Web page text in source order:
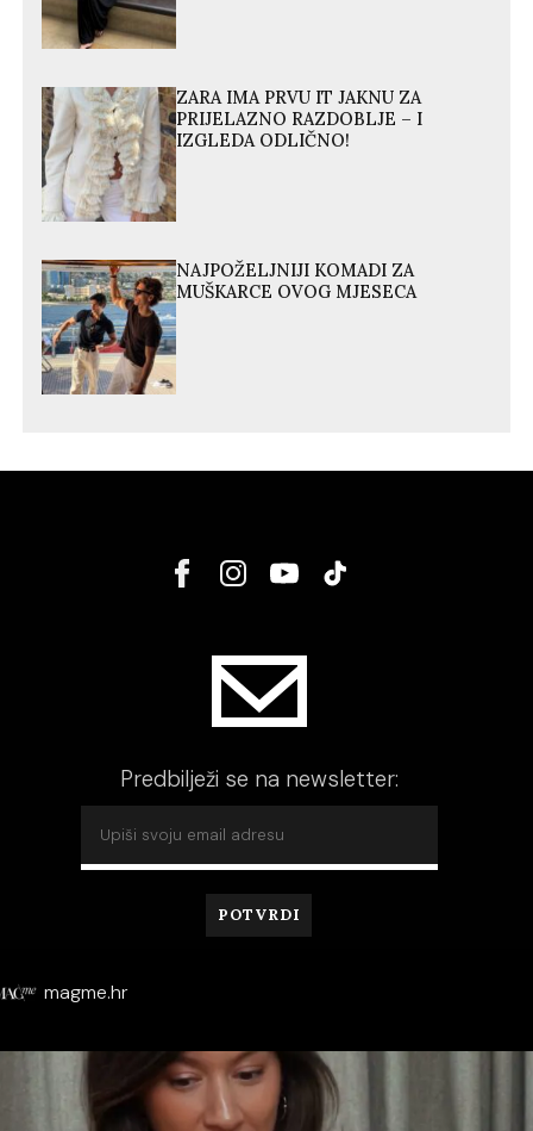
ZARA IMA PRVU IT JAKNU ZA
PRIJELAZNO RAZDOBLJE – I
IZGLEDA ODLIČNO!
NAJPOŽELJNIJI KOMADI ZA
MUŠKARCE OVOG MJESECA
Predbilježi se na newsletter:
magme.hr